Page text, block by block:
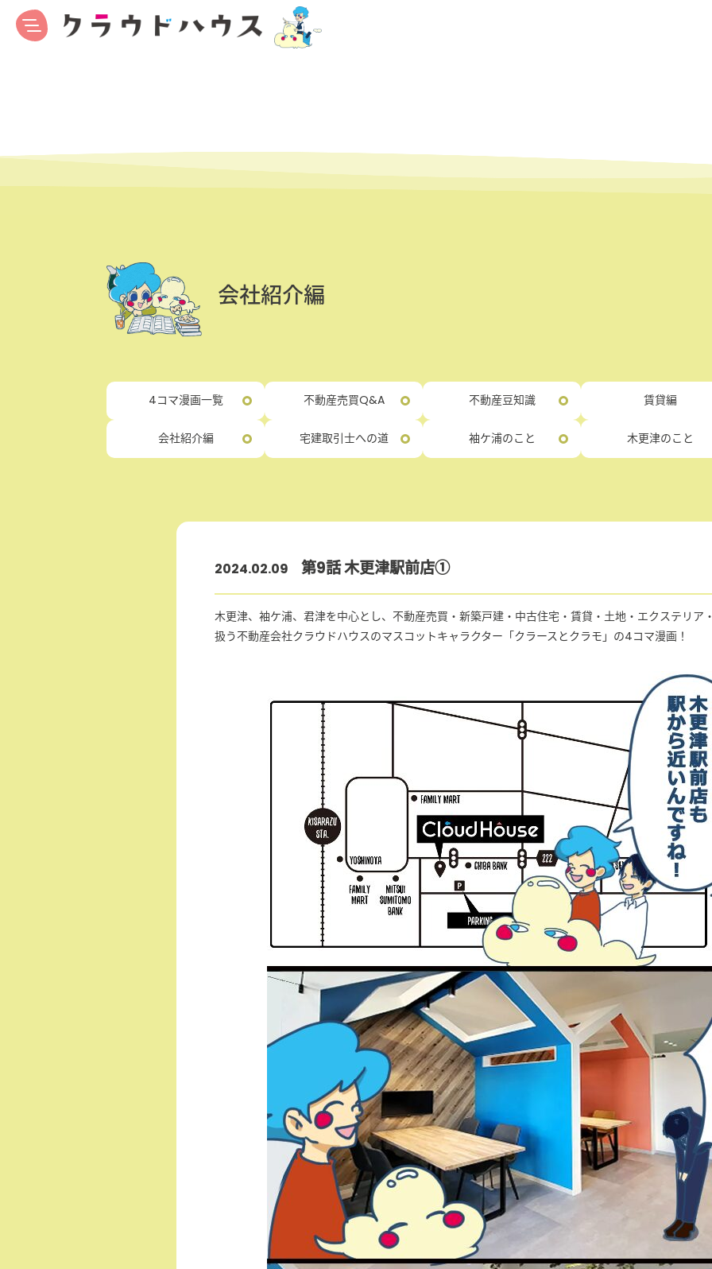
会社紹介編
4コマ漫画一覧 不動産売買Q&A 不動産豆知識 賃貸編
会社紹介編 宅建取引士への道 袖ケ浦のこと 木更津のこと
2024.02.09 第9話 木更津駅前店①
木更津、袖ケ浦、君津を中心とし、不動産売買・新築戸建・中古住宅・賃貸・土地・エクステリア
扱う不動産会社クラウドハウスのマスコットキャラクター「クラースとクラモ」の4コマ漫画！